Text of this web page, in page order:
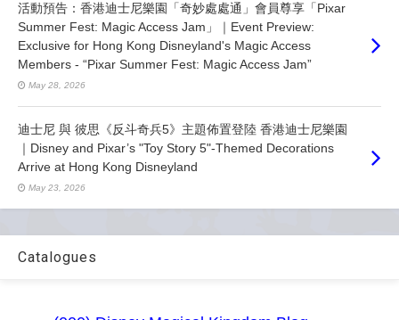
活動預告：香港迪士尼樂園「奇妙處處通」會員尊享「Pixar
Summer Fest: Magic Access Jam」｜Event Preview:
Exclusive for Hong Kong Disneyland's Magic Access
Members - “Pixar Summer Fest: Magic Access Jam”
May 28, 2026
迪士尼 與 彼思《反斗奇兵5》主題佈置登陸 香港迪士尼樂園
｜Disney and Pixar’s "Toy Story 5"-Themed Decorations
Arrive at Hong Kong Disneyland
May 23, 2026
Catalogues